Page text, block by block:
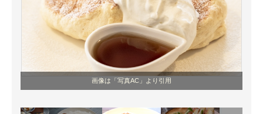
画像は「写真AC」より引用